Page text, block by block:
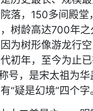
落，150多间殿
树龄高达700年
为树形像游龙行
初年，至今为止
号，是宋太祖为
“疑是幻境”四个字